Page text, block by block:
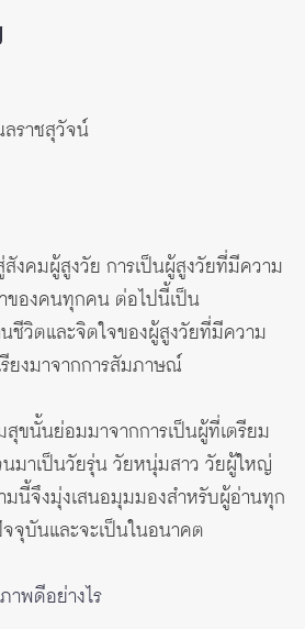
ราชสุวัจน์
งคมผู้สูงวัย การเป็นผู้สูงวัยที่มีความ
ของคนทุกคน ต่อไปนี้เป็น
ชีวิตและจิตใจของผู้สูงวัยที่มีความ
ยงมาจากการสัมภาษณ์
ขนั้นย่อมมาจากการเป็นผู้ที่เตรียม
มาเป็นวัยรุ่น วัยหนุ่มสาว วัยผู้ใหญ่
นี้จึงมุ่งเสนอมุมมองสำหรับผู้อ่านทุก
จุบันและจะเป็นในอนาคต
พดีอย่างไร